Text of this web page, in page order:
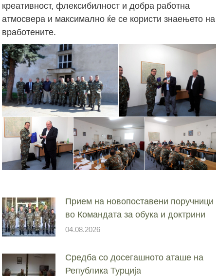
креативност, флексибилност и добра работна
атмосвера и максимално ќе се користи знаењето на
вработените.
Прием на новопоставени поручници
во Командата за обука и доктрини
04.08.2026
Средба со досегашното аташе на
Република Турција